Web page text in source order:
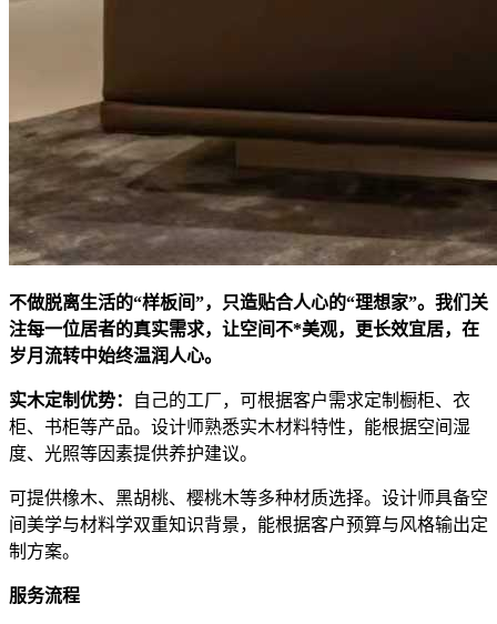
不做脱离生活的“样板间”，只造贴合人心的“理想家”。我们关
注每一位居者的真实需求，让空间不*美观，更长效宜居，在
岁月流转中始终温润人心。
实木定制优势：
自己的工厂，可根据客户需求定制橱柜、衣
柜、书柜等产品。设计师熟悉实木材料特性，能根据空间湿
度、光照等因素提供养护建议。
可提供橡木、黑胡桃、樱桃木等多种材质选择。设计师具备空
间美学与材料学双重知识背景，能根据客户预算与风格输出定
制方案。
服务流程